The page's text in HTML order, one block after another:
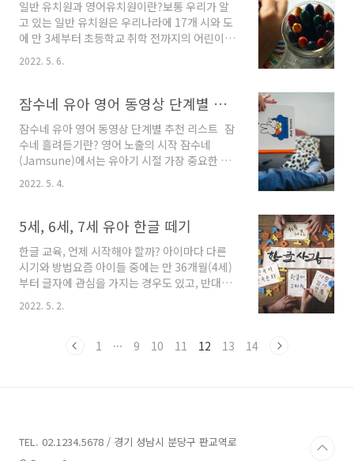
그램과 학습 프로그램을 체계적으로 정리해 보았
다.영어책도 단계별로 읽어야 하는 이유아이들이
한글책을 읽어나가는 과정과 마찬가지로, 영어책
도 체계적으로 단계별로 읽어나가는 것이 중요하
여가야 한다.단계별 영어 독서가 중요한..
일반 유치원과 영어유치원이란?보통 우리가 알
고 있는 일반 유치원은 우리나라에 17개 시와 도
에 만 3세부터 초등학교 취학 전까지의 어린이들
작이며, 유치원에 입학하게 되면 누리과정이라는
가 되면 입학 자격이 되며 '처음 학교로'라는 온라
인 사이트에서 우선 모집과 일반모집으로 나뉘어
희망순으로 추첨하여 선발된다. 일반 유치원은
단설, 병설 모두를 포함하며 국립과 사립으로 나
뉜다. 유치원은 교육부 관할의 교육기관 소속이
기 때문에 나라에서 관리하며 정기적으로 감시되
어지며 아이들을 가르칠 수 있다. 영어유치원은
우리나라에서는 ..
2022. 5. 6.
잠수네 유아 영어 동영상 단계별 리스트
잠수네 유아 영어 동영상 단계별 추천 리스트 잠
수네 흘려듣기란? 영어 노출의 시작 잠수네
(Jamsune)에서는 유아기 시절 가장 중요한 영
Listening)를 강조한다. 흘려듣기란 영어 영상
는 방식이다. 이 방법은 언어 습득이 활발한 어린
아이들에게 자연스럽게 영어 환경을 제공하는 효
과적인 학습법으로 알려져 있다. 그러나 이미 영
상 콘텐츠에 익숙한 아이들은 영어 영상만을 보
도록 유도하는 과정에서 거부 반응을 보일 수 있
다. 이런 경우, 한글 영상 시청을 제한하고 영어
만, 일정 기간이 지나면 자연스럽게 영어 소리에
2022. 5. 4.
5세, 6세, 7세 유아 한글 떼기
한글 교육, 언제 시작해야 할까? 아이마다 다른
시기와 방법요즘 아이들 중에는 만 36개월(4세)
부터 글자에 관심을 가지는 경우도 있고, 반대로
7세가 되어도 한글에 큰 관심이 없는 아이들도 있
어요.자연스럽게 한글을 깨우치는 아이도 있지
있지요.이럴 때 부모는 불안하고 속상해질 수 있
울 수 있어요.한글에 관심 없는 아이, 괜찮을까
요?문자에 민감한 아이들은 크게 노력하지 않아
2022. 5. 2.
1 ··· 9 10 11 12 13 14
TEL. 02.1234.5678 / 경기 성남시 분당구 판교역로